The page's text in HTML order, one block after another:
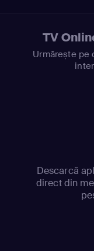
TV
Urmărește pe
Descarcă
direct din